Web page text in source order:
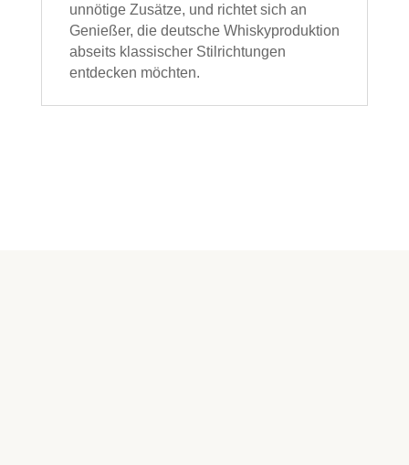
unnötige Zusätze, und richtet sich an
Genießer, die deutsche Whiskyproduktion
abseits klassischer Stilrichtungen
entdecken möchten.